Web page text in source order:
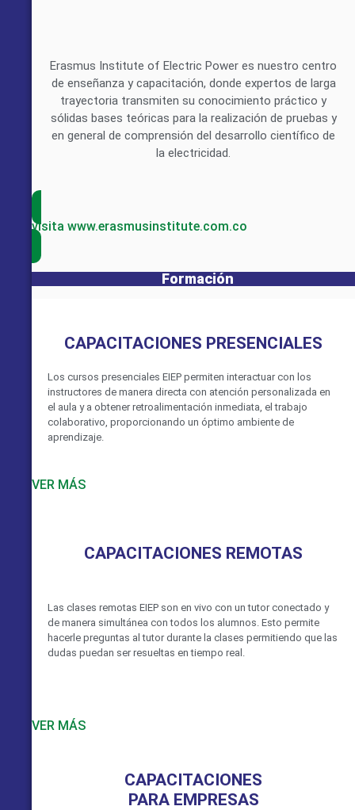
Erasmus Institute of Electric Power es nuestro centro
de enseñanza y capacitación, donde expertos de larga
trayectoria transmiten su conocimiento práctico y
sólidas bases teóricas para la realización de pruebas y
en general de comprensión del desarrollo científico de
la electricidad.
visita www.erasmusinstitute.com.co
Formación
CAPACITACIONES PRESENCIALES
Los cursos presenciales EIEP permiten interactuar con los
instructores de manera directa con atención personalizada en
el aula y a obtener retroalimentación inmediata, el trabajo
colaborativo, proporcionando un óptimo ambiente de
aprendizaje.
VER MÁS
CAPACITACIONES REMOTAS
Las clases remotas EIEP son en vivo con un tutor conectado y
de manera simultánea con todos los alumnos. Esto permite
hacerle preguntas al tutor durante la clases permitiendo que las
dudas puedan ser resueltas en tiempo real.
VER MÁS
CAPACITACIONES
PARA EMPRESAS